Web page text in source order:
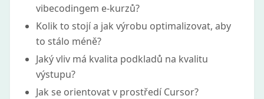
vibecodingem e-kurzů?
Kolik to stojí a jak výrobu optimalizovat, aby
to stálo méně?
Jaký vliv má kvalita podkladů na kvalitu
výstupu?
Jak se orientovat v prostředí Cursor?